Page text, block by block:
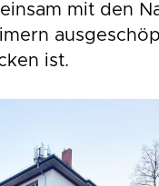
mit den
ist.